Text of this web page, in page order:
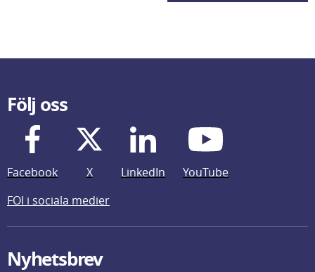
Följ oss
Facebook X LinkedIn
YouTube
FOI i sociala medier
Nyhetsbrev